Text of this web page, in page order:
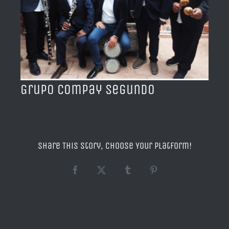
ACERCA DE
CONTACTO
Grupo Compay Segundo
Share This Story, Choose Your Platform!
Facebook
X TumblrPinterest